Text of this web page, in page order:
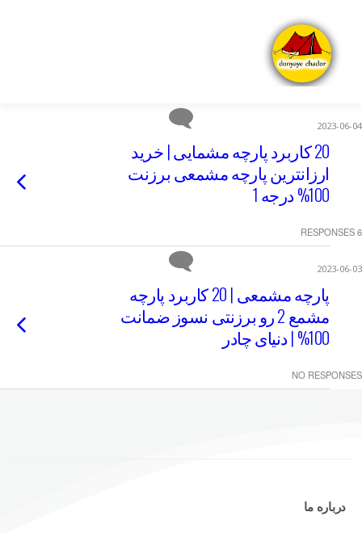
2023-06-04
20 کاربرد پارچه مشمایی | خرید
ارزانترین پارچه مشمعی برزنت
100% درجه 1
6 RESPONSES
2023-06-03
پارچه مشمعی | 20 کاربرد پارچه
مشمع 2 رو برزنتی نسوز ضمانت
100% | دنیای چادر
NO RESPONSES
درباره ما